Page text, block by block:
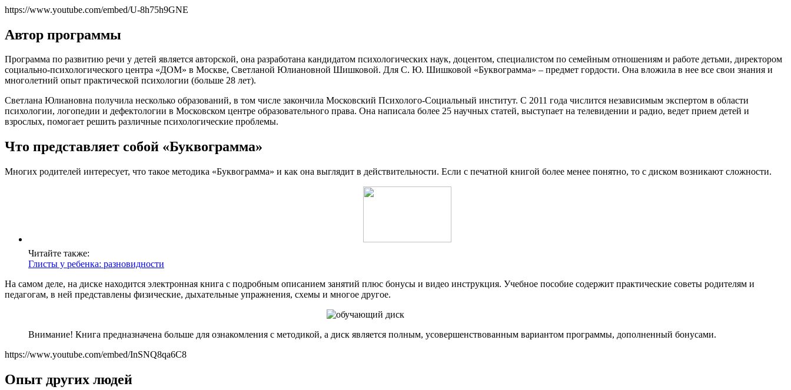
https://www.youtube.com/embed/U-8h75h9GNE
Автор программы
Программа по развитию речи у детей является авторской, она разработана кандидатом психологических наук, доцентом, специалистом по семейным отношениям и работе детьми, директором
социально-психологического центра «ДОМ» в Москве, Светланой Юлиановной Шишковой. Для С. Ю. Шишковой «Буквограмма» – предмет гордости. Она вложила в нее все свои знания и
многолетний опыт практической психологии (больше 28 лет).
Светлана Юлиановна получила несколько образований, в том числе закончила Московский Психолого-Социальный институт. С 2011 года числится независимым экспертом в области
психологии, логопедии и дефектологии в Московском центре образовательного права. Она написала более 25 научных статей, выступает на телевидении и радио, ведет прием детей и
взрослых, помогает решить различные психологические проблемы.
Что представляет собой «Буквограмма»
Многих родителей интересует, что такое методика «Буквограмма» и как она выглядит в действительности. Если с печатной книгой более менее понятно, то с диском возникают сложности.
Читайте также:
Глисты у ребенка: разновидности
На самом деле, на диске находится электронная книга с подробным описанием занятий плюс бонусы и видео инструкция. Учебное пособие содержит практические советы родителям и
педагогам, в ней представлены физические, дыхательные упражнения, схемы и многое другое.
Внимание! Книга предназначена больше для ознакомления с методикой, а диск является полным, усовершенствованным вариантом программы, дополненный бонусами.
https://www.youtube.com/embed/InSNQ8qa6C8
Опыт других людей